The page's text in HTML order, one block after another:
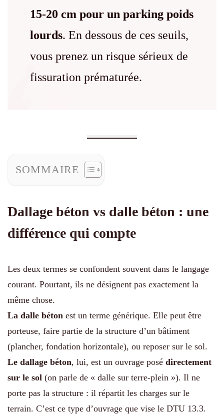
15-20 cm pour un parking poids
lourds. En dessous de ces seuils,
vous prenez un risque sérieux de
fissuration prématurée.
SOMMAIRE
Dallage béton vs dalle béton : une
différence qui compte
Les deux termes se confondent souvent dans le langage
courant. Pourtant, ils ne désignent pas exactement la
même chose.
La dalle béton est un terme générique. Elle peut être
porteuse, faire partie de la structure d’un bâtiment
(plancher, fondation horizontale), ou reposer sur le sol.
Le dallage béton, lui, est un ouvrage posé directement
sur le sol (on parle de « dalle sur terre-plein »). Il ne
porte pas la structure : il répartit les charges sur le
terrain. C’est ce type d’ouvrage que vise le DTU 13.3.